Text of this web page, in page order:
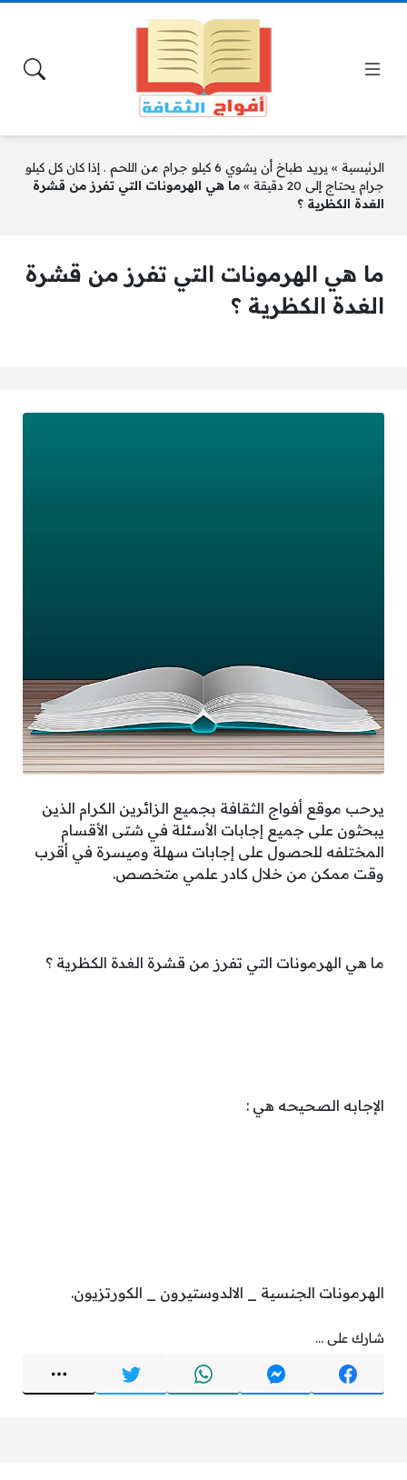
الرئيسية »
يريد طباخ أن يشوي 6 كيلو جرام من اللحم . إذا كان كل كيلو
جرام يحتاج إلى 20 دقيقة
» ما هي الهرمونات التي تفرز من قشرة
الغدة الكظرية ؟
ما هي الهرمونات التي تفرز من قشرة
الغدة الكظرية ؟
يرحب موقع أفواج الثقافة بجميع الزائرين الكرام الذين
يبحثون على جميع إجابات الأسئلة في شتى الأقسام
المختلفه للحصول على إجابات سهلة وميسرة في أقرب
وقت ممكن من خلال كادر علمي متخصص.
ما هي الهرمونات التي تفرز من قشرة الغدة الكظرية ؟
الإجابه الصحيحه هي :
الهرمونات الجنسية _ الالدوستيرون _ الكورتزيون.
شارك على ...